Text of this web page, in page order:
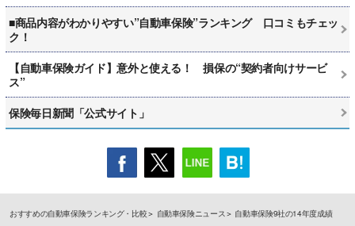
■商品内容がわかりやすい”自動車保険”ランキング 口コミもチェッ
ク！
【自動車保険ガイド】意外と使える！ 損保の“契約者向けサービ
ス”
保険毎日新聞「公式サイト」
おすすめの自動車保険ランキング・比較 自動車保険ニュース 自動車保険9社の14年度成績